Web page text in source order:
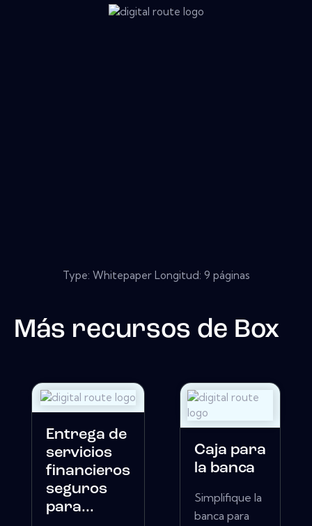
Type: Whitepaper Longitud: 9 páginas
Más recursos de Box
Entrega de
servicios
financieros
seguros
para...
Caja para
la banca
Simplifique la
banca para